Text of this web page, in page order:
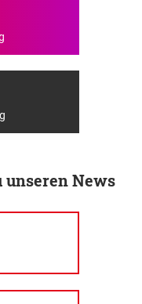
unseren News